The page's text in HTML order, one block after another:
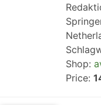
Shop:
Price: